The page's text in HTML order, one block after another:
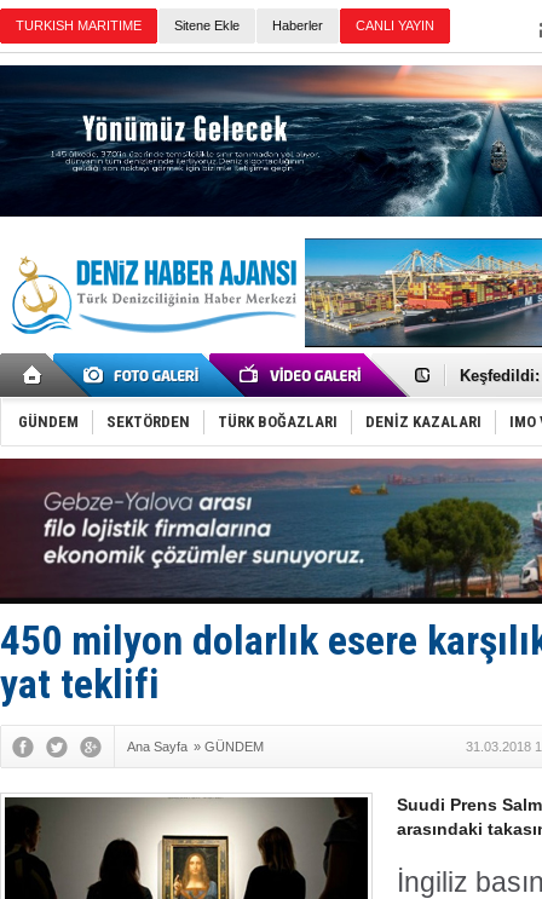
TURKISH MARITIME Sitene Ekle Haberler CANLI YAYIN
D-Marin,
Van’da
ASEAN ilk
TAYK -
İstanbul
Tersane
İngiliz
FESCO,
DESE,
35 milyon
GÜNDEM SEKTÖRDEN TÜRK BOĞAZLARI DENİZ KAZALARI IMO
450 milyon dolarlık esere
yat teklifi
Ana Sayfa » GÜNDEM 31.03.2018
Suudi Prens
arasındaki
İngiliz